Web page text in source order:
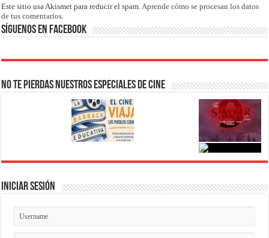
Este sitio usa Akismet para reducir el spam.Aprende cómo se procesan los datos
de tus comentarios.
Síguenos en Facebook
No te pierdas nuestros Especiales de Cine
Iniciar Sesión